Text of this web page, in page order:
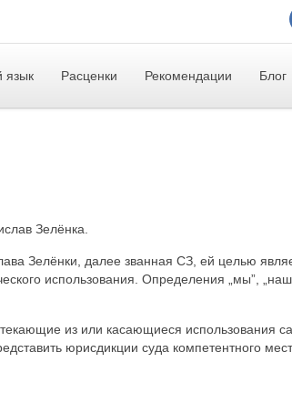
язык Расценки Рекомендации Блог
Зелёнка.
Зелёнки, далее званная СЗ, ей целью
использования. Определения „мы”,
из или касающиеся использования
юрисдикции суда компетентного